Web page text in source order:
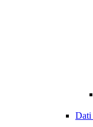
Dati